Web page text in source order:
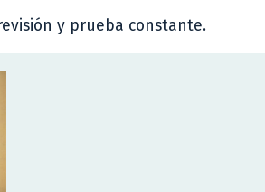
y prueba constante.